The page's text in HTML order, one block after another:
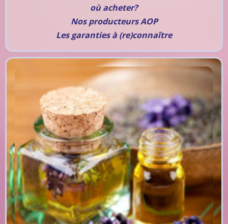
où acheter?
Nos producteurs AOP
Les garanties à (re)connaître